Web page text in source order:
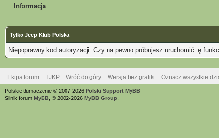
Informacja
Tylko Jeep Klub Polska
Niepoprawny kod autoryzacji. Czy na pewno próbujesz uruchomić tę
Ekipa forum TJKP Wróć do góry Wersja bez grafiki Oznacz wszystkie
Polskie tłumaczenie © 2007-2026 Polski Support MyBB
Silnik forum MyBB , © 2002-2026 MyBB Group